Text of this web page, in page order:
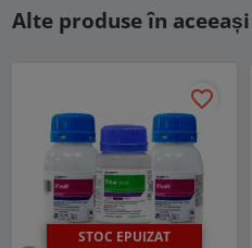
Alte produse în
STOC EPUIZAT
favorite_border